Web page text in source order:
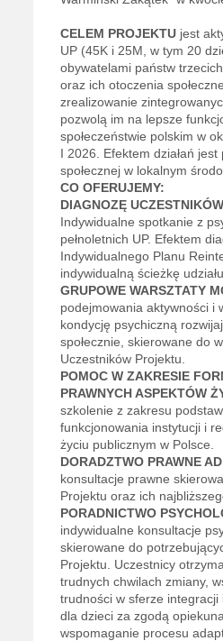
CELEM PROJEKTU jest
UP (45K i 25M, w tym 20
obywatelami państw
oraz ich otoczenia
zrealizowanie
pozwolą im na lepsze
społeczeństwie polskim w
I 2026. Efektem działań
społecznej w lokalnym
CO OFERUJEMY:
DIAGNOZĘ
Indywidualne spotkanie z
pełnoletnich UP. Efektem
Indywidualnego Planu
indywidualną ścieżkę
GRUPOWE WARSZTATY
podejmowania aktywności i
kondycję psychiczną
społecznie, skierowane do
Uczestników Projektu.
POMOC W ZAKRESIE
PRAWNYCH ASPEKTÓW
szkolenie z zakresu
funkcjonowania instytucji i
życiu publicznym w Polsce.
DORADZTWO PRAWNE
konsultacje prawne
Projektu oraz ich
PORADNICTWO
indywidualne konsultacje
skierowane do
Projektu. Uczestnicy
trudnych chwilach zmiany,
trudności w sferze
dla dzieci za zgodą
wspomaganie procesu